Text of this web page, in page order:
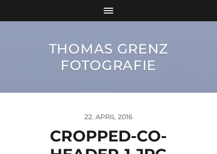
THOMAS GRENZ
FOTOGRAFIE
22. APRIL 2016
CROPPED-CO-